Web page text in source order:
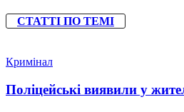
СТАТТІ ПО ТЕМІ
Кримінал
Поліцейські виявили у